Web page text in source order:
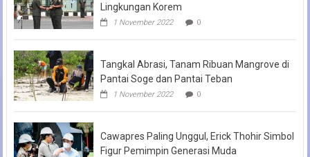
Lingkungan Korem
1 November 2022 0
Tangkal Abrasi, Tanam Ribuan Mangrove di
Pantai Soge dan Pantai Teban
1 November 2022 0
Cawapres Paling Unggul, Erick Thohir Simbol
Figur Pemimpin Generasi Muda